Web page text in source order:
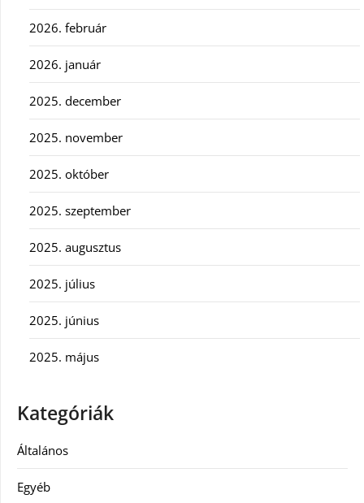
2026. február
2026. január
2025. december
2025. november
2025. október
2025. szeptember
2025. augusztus
2025. július
2025. június
2025. május
Kategóriák
Általános
Egyéb